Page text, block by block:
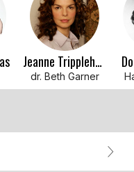
Jeanne Tripplehorn
dr. Beth Garner